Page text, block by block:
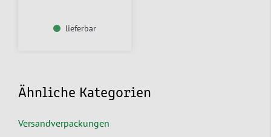
lieferbar
Ähnliche Kategorien
Versandverpackungen